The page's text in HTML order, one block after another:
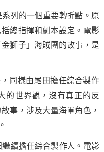
系列的一個重要轉折點。原
總指揮和劇本設定。電影
獅子」海賊團的故事，是
同樣由尾田擔任綜合製作
的世界觀，沒有真正的反
事，涉及大量海軍角色，
繼續擔任綜合製作人。電影